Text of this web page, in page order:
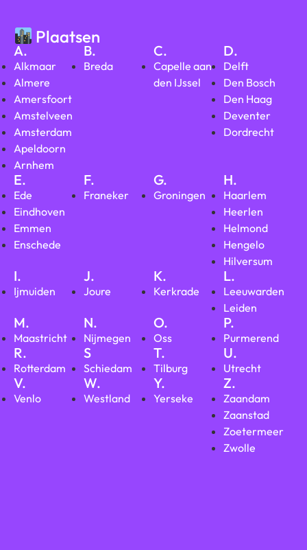
Plaatsen
A.
Alkmaar
Almere
Amersfoort
Amstelveen
Amsterdam
Apeldoorn
Arnhem
B.
Breda
C.
Capelle aan
den IJssel
D.
Delft
Den Bosch
Den Haag
Deventer
Dordrecht
E.
Ede
Eindhoven
Emmen
Enschede
F.
Franeker
G.
Groningen
H.
Haarlem
Heerlen
Helmond
Hengelo
Hilversum
I.
Ijmuiden
J.
Joure
K.
Kerkrade
L.
Leeuwarden
Leiden
M.
Maastricht
N.
Nijmegen
O.
Oss
P.
Purmerend
R.
Rotterdam
S
Schiedam
T.
Tilburg
U.
Utrecht
V.
Venlo
W.
Westland
Y.
Yerseke
Z.
Zaandam
Zaanstad
Zoetermeer
Zwolle